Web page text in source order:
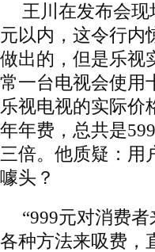
王川在发布会
元以内，这令行内
做出的，但是乐视
常一台电视会使用
乐视电视的实际价
年年费，总共是
三倍。他质疑：用
噱头？
“999元对消费
各种方法来吸费，